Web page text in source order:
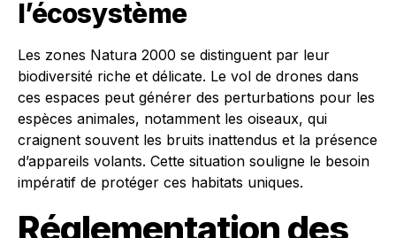
l’écosystème
Les zones Natura 2000 se distinguent par leur
biodiversité riche et délicate. Le vol de drones dans
ces espaces peut générer des perturbations pour les
espèces animales, notamment les oiseaux, qui
craignent souvent les bruits inattendus et la présence
d’appareils volants. Cette situation souligne le besoin
impératif de protéger ces habitats uniques.
Réglementation des